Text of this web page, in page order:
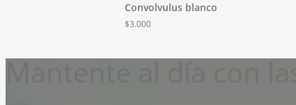
Convolvulus blanco
$3.000